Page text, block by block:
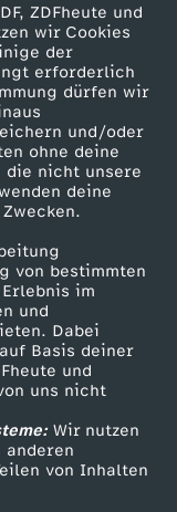
ZDFheute und
wir Cookies
der
erforderlich
dürfen wir
und/oder
ohne deine
nicht unsere
deine
von bestimmten
im
und
Dabei
Basis deiner
und
uns nicht
Wir nutzen
anderen
von Inhalten
ZDF